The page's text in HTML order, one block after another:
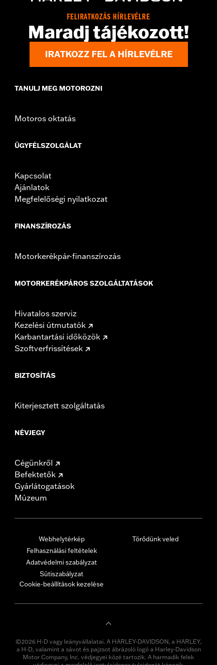
FELIRATKOZÁS HÍRLEVÉLRE
Maradj tájékozott!
IRATKOZZ FEL A HÍRLEVÉLRE
TANULJ MEG MOTOROZNI
Motoros oktatás
ÜGYFÉLSZOLGÁLAT
Kapcsolat
Ajánlatok
Megfelelőségi nyilatkozat
FINANSZÍROZÁS
Motorkerékpár-finanszírozás
MOTORKERÉKPÁROS SZOLGÁLTATÁSOK
Hivatalos szerviz
Kezelési útmutatók
Karbantartási időközök
Szoftverfrissítések
BIZTOSÍTÁS
Kiterjesztett szolgáltatás
NÉVJEGY
Cégünkről
Befektetők
Gyárlátogatások
Múzeum
Webhelytérkép
Felhasználási feltételek
Adatvédelmi szabályzat
Sütiszabályzat
Cookie-beállítások kezelése
Törődünk veled
©2026 H-D vagy leányvállalatai. A HARLEY-DAVIDSON, a HARLEY,
a H-D, valamint a sávot és pajzsot ábrázoló logó a Harley-Davidson
Motor Company, Inc. védjegyei közé tartozik. A harmadik felek